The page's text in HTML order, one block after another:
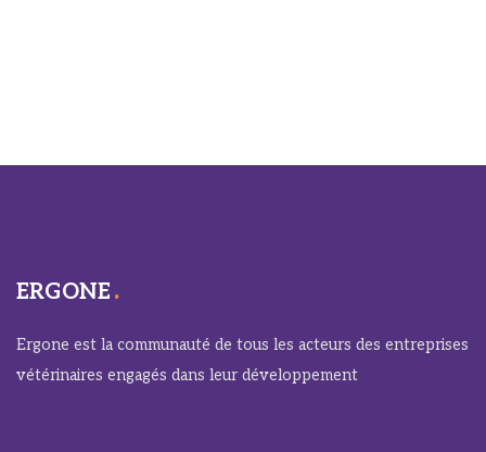
ERGONE
Ergone est la communauté de tous les acteurs des entreprises
vétérinaires engagés dans leur développement